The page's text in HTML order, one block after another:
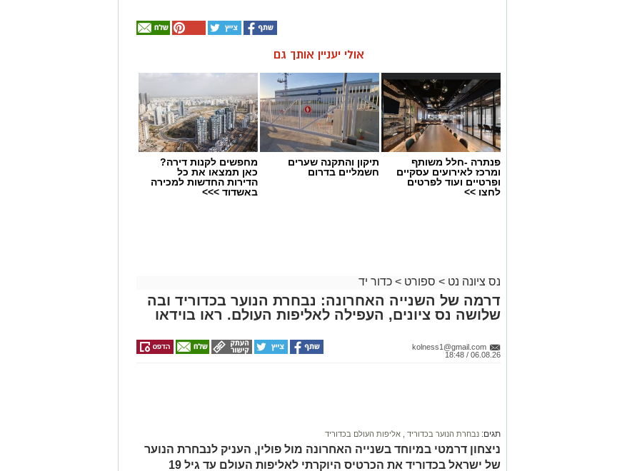
אולי יעניין אותך גם
פנתרה -חלל משותף
ומרכז לאירועים עסקיים
ופרטיים ועוד לפרטים
לחצו >>
תיקון והתקנה שערים
חשמליים בדרום
מחפשים לקנות דירה?
כאן תמצאו את כל
הדירות החדשות למכירה
באשדוד >>>
נס ציונה נט > ספורט > כדור יד
דרמה של השנייה האחרונה: נבחרת הנוער בכדוריד ובה
שלושה נס ציונים, העפילה לאליפות העולם. ראו בוידאו
kolness1@gmail.com
06.08.26 / 18:48
תגים: נבחרת הנוער בכדוריד אליפות העולם בכדוריד
ניצחון דרמטי במיוחד בשנייה האחרונה מול פולין, העניק לנבחרת הנוער
של ישראל בכדוריד את הכרטיס היוקרתי לאליפות העולם עד גיל 19